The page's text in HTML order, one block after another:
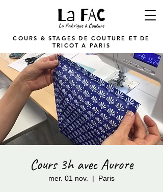
COURS & STAGES DE COUTURE ET DE
TRICOT A PARIS
Cours 3h avec Aurore
mer. 01 nov.
  |
Paris